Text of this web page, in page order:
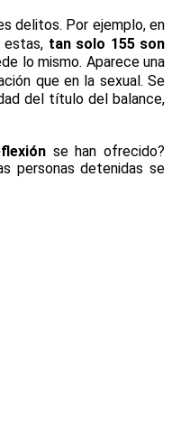
delitos. Por ejemplo, en
estas, tan solo 155 son
lo mismo. Aparece una
que en la sexual. Se
del título del balance,
se han ofrecido?
personas detenidas se